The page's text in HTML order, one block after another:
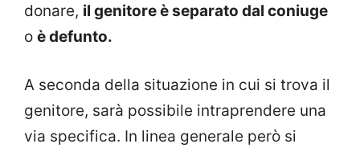
donare, il genitore è separato dal coniuge
o è defunto.
A seconda della situazione in cui si trova il
genitore, sarà possibile intraprendere una
via specifica. In linea generale però si